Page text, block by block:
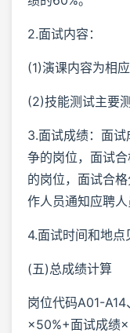
2.面试内容：
(1)演课内容为相
(2)技能测试主要
3.面试成绩：面
争的岗位，面试
的岗位，面试合
作人员通知应聘人
4.面试时间和地点
(五)总成绩计算
岗位代码A01-
×50%+面试成绩